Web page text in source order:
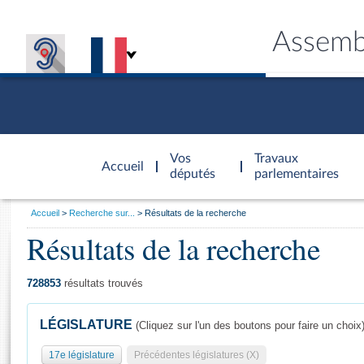
Accueil
d'accueil
Vos
députés
Travaux
parlementaires
Général
Vous
Accueil Recherche sur... Résultats de la recherche
Résultats de la recherche
728853 résultats trouvés
LÉGISLATURE (Cliquez sur l'un des boutons pour faire un choix)
17e législature Précédentes législatures (X)